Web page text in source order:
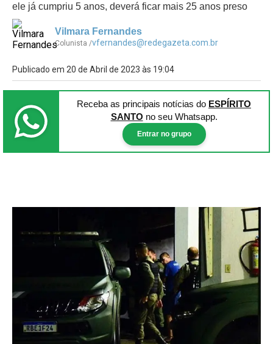
ele já cumpriu 5 anos, deverá ficar mais 25 anos preso
Vilmara Fernandes
Colunista /vfernandes@redegazeta.com.br
Publicado em 20 de Abril de 2023 às 19:04
Receba as principais notícias do ESPÍRITO
SANTO no seu Whatsapp.
Entrar no grupo